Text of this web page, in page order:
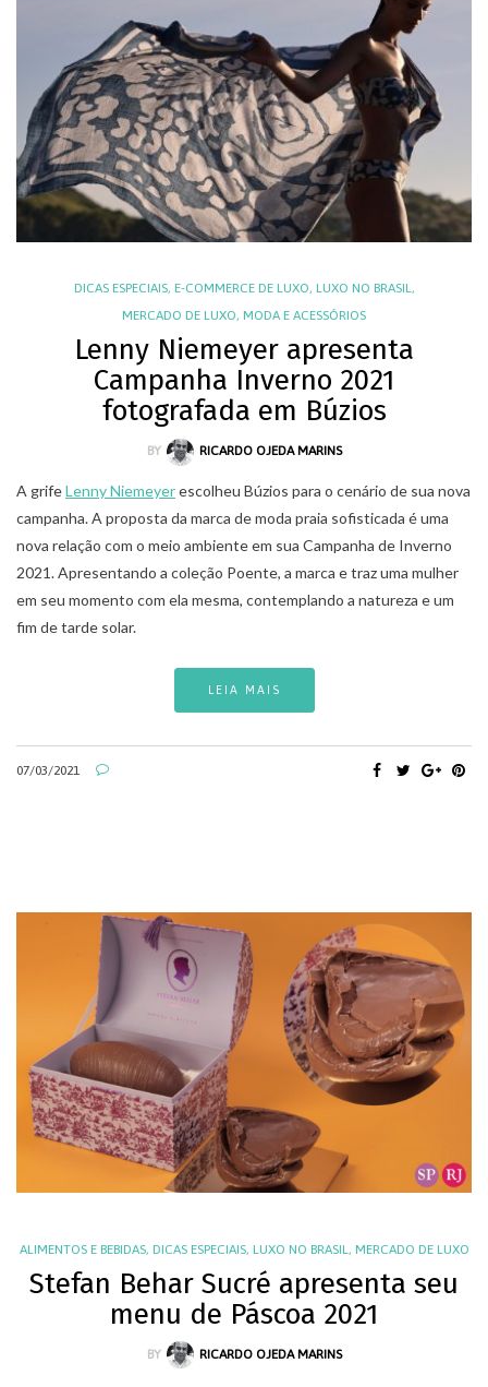
DICAS ESPECIAIS, E-COMMERCE DE LUXO, LUXO NO BRASIL,
MERCADO DE LUXO, MODA E ACESSÓRIOS
Lenny Niemeyer apresenta
Campanha Inverno 2021
fotografada em Búzios
BY RICARDO OJEDA MARINS
A grifeLenny Niemeyerescolheu Búzios para o cenário de sua nova
campanha. A proposta da marca de moda praia sofisticada é uma
nova relação com o meio ambiente em sua Campanha de Inverno
2021. Apresentando a coleção Poente, a marca e traz uma mulher
em seu momento com ela mesma, contemplando a natureza e um
fim de tarde solar.
LEIA MAIS
07/03/2021
ALIMENTOS E BEBIDAS, DICAS ESPECIAIS, LUXO NO BRASIL , MERCADO DE LUXO
Stefan Behar Sucré apresenta seu
menu de Páscoa 2021
BY RICARDO OJEDA MARINS